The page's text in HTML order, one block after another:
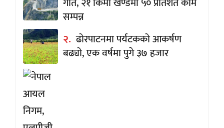
सम्पन्न
२. ढोरपाटनमा पर्यटकको आकर्षण
बढ्यो, एक वर्षमा पुगे ३७ हजार